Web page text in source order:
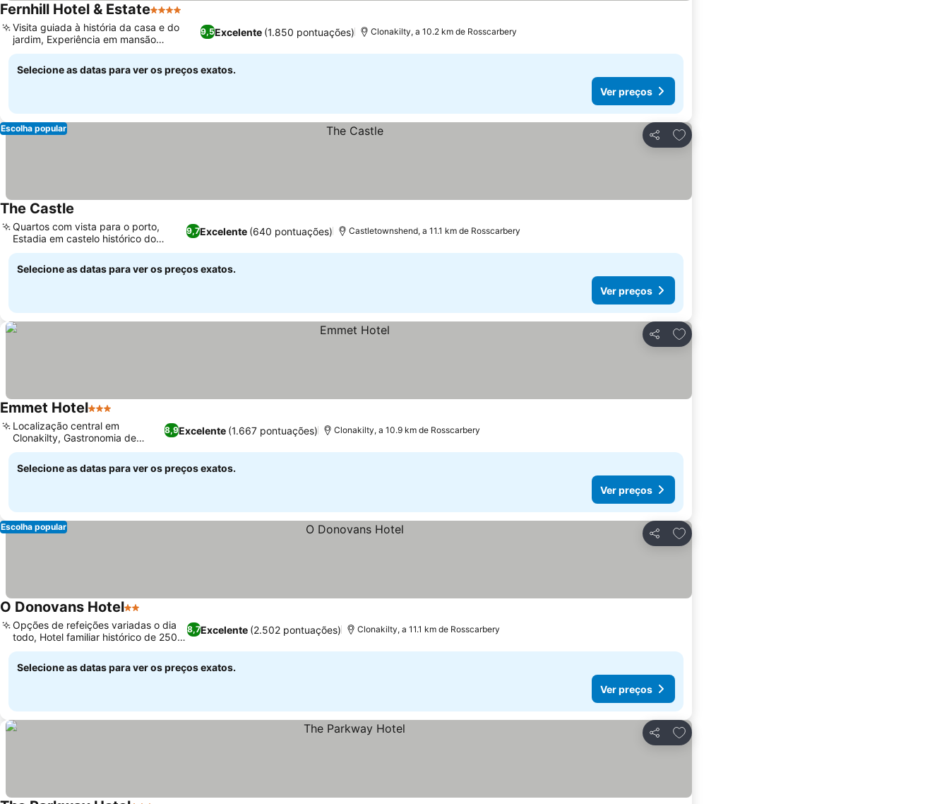
Fernhill Hotel & Estate4 Estrelas
9,5Excelente (1.850 pontuações)
Visita guiada à história da casa e do
jardim, Experiência em mansão
georgiana familiar
Clonakilty, a 10.2 km de Rosscarbery
Selecione as datas para ver os preços exatos.
Ver preços
Partilhar
Adicionar aos favoritos
Escolha popular
The Castle
9,7Excelente (640 pontuações)
Quartos com vista para o porto,
Estadia em castelo histórico do
século XVII
Castletownshend, a 11.1 km de Rosscarbery
Selecione as datas para ver os preços exatos.
Ver preços
Partilhar
Adicionar aos favoritos
Emmet Hotel3 Estrelas
8,9Excelente (1.667 pontuações)
Localização central em
Clonakilty, Gastronomia de
origem local
Clonakilty, a 10.9 km de Rosscarbery
Selecione as datas para ver os preços exatos.
Ver preços
Partilhar
Adicionar aos favoritos
Escolha popular
O Donovans Hotel2 Estrelas
8,7Excelente (2.502 pontuações)
Opções de refeições variadas o dia
todo, Hotel familiar histórico de 250
anos
Clonakilty, a 11.1 km de Rosscarbery
Selecione as datas para ver os preços exatos.
Ver preços
Partilhar
Adicionar aos favoritos